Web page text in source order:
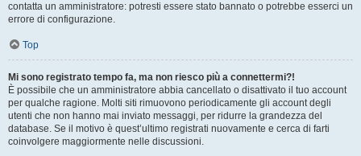
contatta un amministratore: potresti essere stato bannato o potrebbe esserci un
errore di configurazione.
Top
Mi sono registrato tempo fa, ma non riesco più a connettermi?!
È possibile che un amministratore abbia cancellato o disattivato il tuo account
per qualche ragione. Molti siti rimuovono periodicamente gli account degli
utenti che non hanno mai inviato messaggi, per ridurre la grandezza del
database. Se il motivo è quest’ultimo registrati nuovamente e cerca di farti
coinvolgere maggiormente nelle discussioni.